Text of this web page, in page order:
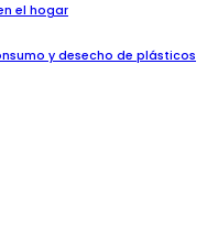
el hogar
y desecho de plásticos